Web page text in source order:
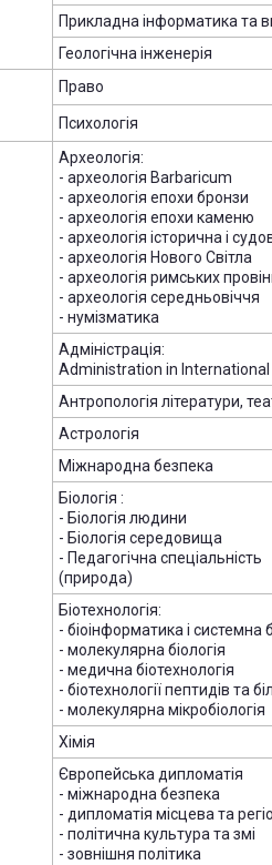
Прикладна інформатика та
Геологічна інженерія
Право
Психологія
Археологія:
- археологія Barbaricum
- археологія епохи бронзи
- археологія епохи каменю
- археологія історична і
- археологія Нового Світла
- археологія римських
- археологія середньовіччя
- нумізматика
Адміністрація:
Administration in
Антропологія літератури,
Астрологія
Міжнародна безпека
Біологія :
- Біологія людини
- Біологія середовища
- Педагогічна спеціальність
(природа)
Біотехнологія:
- біоінформатика і системна
- молекулярна біологія
- медична біотехнологія
- біотехнології пептидів та
- молекулярна мікробіологія
Хімія
Європейська дипломатія
- міжнародна безпека
- дипломатія місцева та
- політична культура та змі
- зовнішня політика